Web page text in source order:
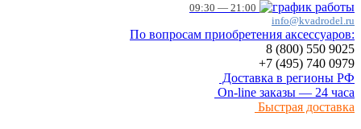
09:30 — 21:00
info@kvadrodel.ru
По вопросам приобретения аксессуаров:
8 (800) 550 9025
+7 (495) 740 0979
Доставка в регионы РФ
On-line заказы — 24 часа
Быстрая доставка